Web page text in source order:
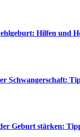
Hilfen und
Schwangerschaft:
Geburt stärken: